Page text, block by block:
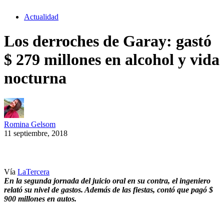
Actualidad
Los derroches de Garay: gastó
$ 279 millones en alcohol y vida
nocturna
Romina Gelsom
11 septiembre, 2018
Vía LaTercera
En la segunda jornada del juicio oral en su contra, el ingeniero
relató su nivel de gastos. Además de las fiestas, contó que pagó $
900 millones en autos.